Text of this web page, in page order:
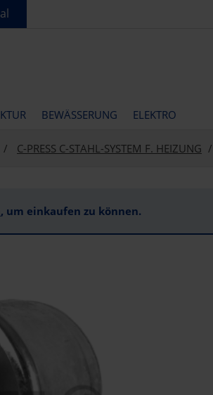
BEWÄSSERUNG ELEKTRO
C-PRESS C-STAHL-SYSTEM F. HEIZUNG
, um einkaufen zu können.